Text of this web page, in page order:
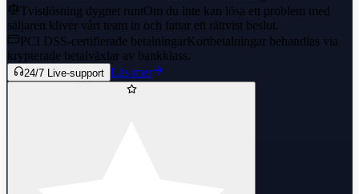
Tvistlösning dygnet runtOm du inte kan lösa ett problem med
säljaren kliver vårt team in och fattar ett rättvist beslut.
PCI DSS-certifierade betalningar Kortbetalningar behandlas via
krypterade betalväxlar av bankklass.
24/7 Live-support Läs mer